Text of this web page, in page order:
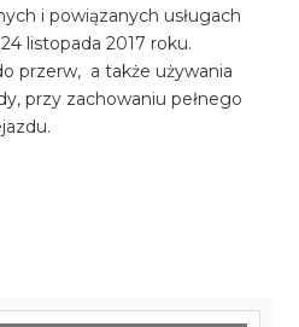
i powiązanych usługach
listopada 2017 roku.
przerw, a także używania
przy zachowaniu pełnego